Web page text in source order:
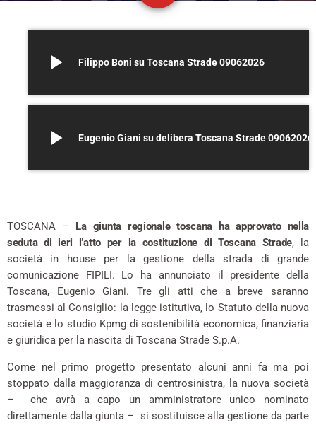
play_arrow Filippo Boni su Toscana Strade 09062026
play_arrow Eugenio Giani su delibera Toscana Strade 09062026
TOSCANA – La giunta regionale toscana ha approvato nella
seduta di ieri l’atto per la costituzione di Toscana Strade, la
società in house per la gestione della strada di grande
comunicazione FIPILI. Lo ha annunciato il presidente della
Toscana, Eugenio Giani. Tre gli atti che a breve saranno
trasmessi al Consiglio: la legge istitutiva, lo Statuto della nuova
società e lo studio Kpmg di sostenibilità economica, finanziaria
e giuridica per la nascita di Toscana Strade S.p.A.
Come nel primo progetto presentato alcuni anni fa ma poi
stoppato dalla maggioranza di centrosinistra, la nuova società
– che avrà a capo un amministratore unico nominato
direttamente dalla giunta – si sostituisce alla gestione da parte